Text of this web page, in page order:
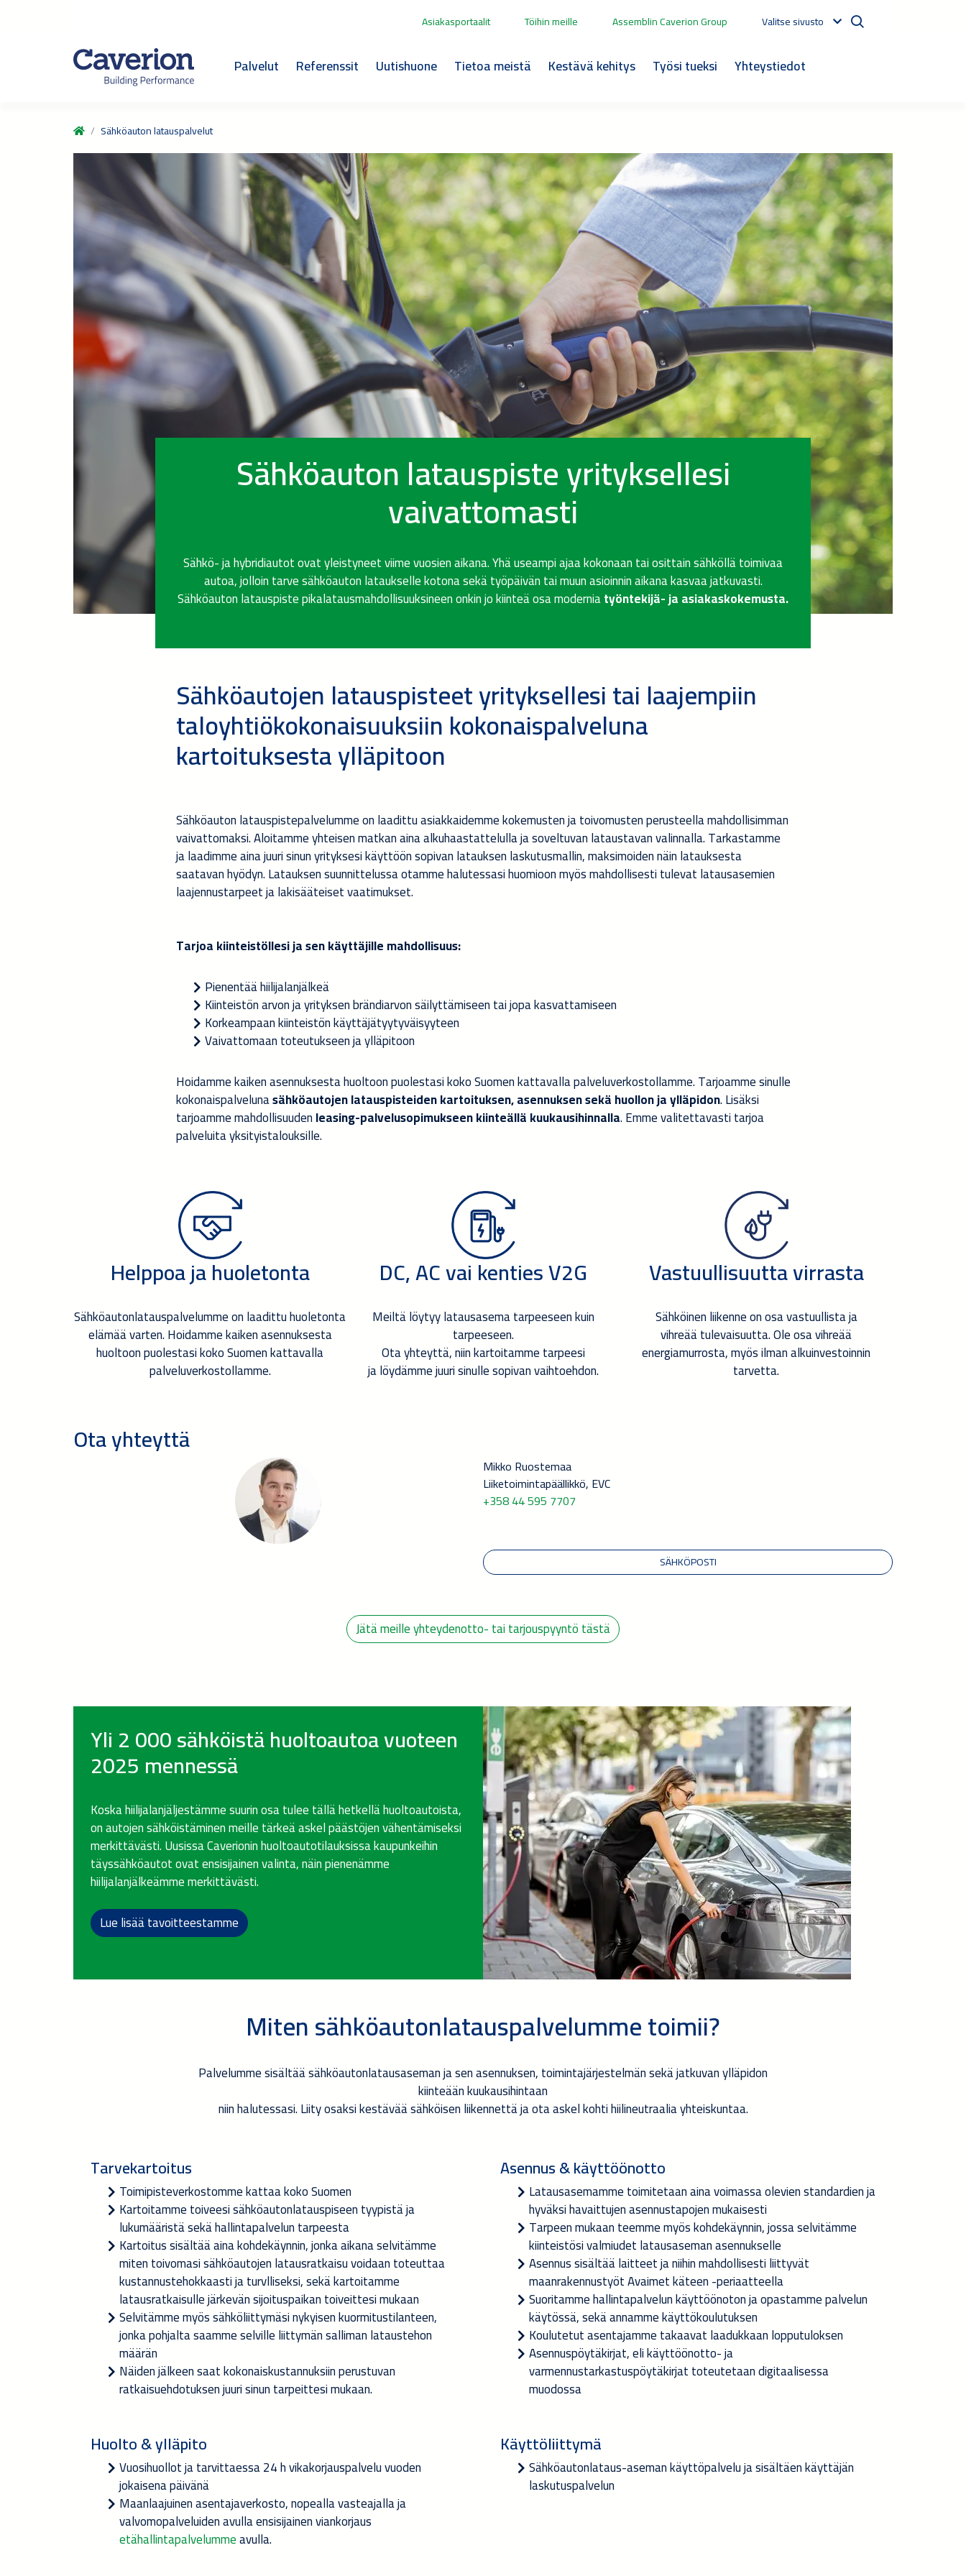
Asiakasportaalit Töihin meille Assemblin Caverion Group Valitse sivusto
Palvelut Referenssit Uutishuone Tietoa meistä Kestävä kehitys Työsi tueksi Yhteystiedot
Sähköauton latauspalvelut
Sähköauton latauspiste yrityksellesi
vaivattomasti
Sähkö- ja hybridiautot ovat yleistyneet viime vuosien aikana. Yhä useampi ajaa kokonaan tai osittain sähköllä toimivaa
autoa, jolloin tarve sähköauton lataukselle kotona sekä työpäivän tai muun asioinnin aikana kasvaa jatkuvasti.
Sähköauton latauspiste pikalatausmahdollisuuksineen onkin jo kiinteä osa moderniatyöntekijä- ja asiakaskokemusta.
Sähköautojen latauspisteet yrityksellesi tai laajempiin
taloyhtiökokonaisuuksiin kokonaispalveluna
kartoituksesta ylläpitoon
Sähköauton latauspistepalvelumme on laadittu asiakkaidemme kokemusten ja toivomusten perusteella mahdollisimman
vaivattomaksi. Aloitamme yhteisen matkan aina alkuhaastattelulla ja soveltuvan lataustavan valinnalla. Tarkastamme
ja laadimme aina juuri sinun yrityksesi käyttöön sopivan latauksen laskutusmallin, maksimoiden näin latauksesta
saatavan hyödyn. Latauksen suunnittelussa otamme halutessasi huomioon myös mahdollisesti tulevat latausasemien
laajennustarpeet ja lakisääteiset vaatimukset.
Tarjoa kiinteistöllesi ja sen käyttäjille mahdollisuus:
Pienentää hiilijalanjälkeä
Kiinteistön arvon ja yrityksen brändiarvon säilyttämiseen tai jopa kasvattamiseen
Korkeampaan kiinteistön käyttäjätyytyväisyyteen
Vaivattomaan toteutukseen ja ylläpitoon
Hoidamme kaiken asennuksesta huoltoon puolestasi koko Suomen kattavalla palveluverkostollamme. Tarjoamme sinulle
kokonaispalvelunasähköautojen latauspisteiden kartoituksen, asennuksen sekä huollon ja ylläpidon. Lisäksi
tarjoamme mahdollisuudenleasing-palvelusopimukseen kiinteällä kuukausihinnalla. Emme valitettavasti tarjoa
palveluita yksityistalouksille.
Helppoa ja huoletonta
Sähköautonlatauspalvelumme on laadittu huoletonta
elämää varten. Hoidamme kaiken asennuksesta
huoltoon puolestasi koko Suomen kattavalla
palveluverkostollamme.
DC, AC vai kenties V2G
Meiltä löytyy latausasema tarpeeseen kuin
tarpeeseen.
Ota yhteyttä, niin kartoitamme tarpeesi
ja löydämme juuri sinulle sopivan vaihtoehdon.
Vastuullisuutta virrasta
Sähköinen liikenne on osa vastuullista ja
vihreää tulevaisuutta. Ole osa vihreää
energiamurrosta, myös ilman alkuinvestoinnin
tarvetta.
Ota yhteyttä
Mikko Ruostemaa
Liiketoimintapäällikkö, EVC
+358 44 595 7707
SÄHKÖPOSTI
Jätä meille yhteydenotto- tai tarjouspyyntö tästä
Yli 2 000 sähköistä huoltoautoa vuoteen
2025 mennessä
Koska hiilijalanjäljestämme suurin osa tulee tällä hetkellä huoltoautoista,
on autojen sähköistäminen meille tärkeä askel päästöjen vähentämiseksi
merkittävästi. Uusissa Caverionin huoltoautotilauksissa kaupunkeihin
täyssähköautot ovat ensisijainen valinta, näin pienenämme
hiilijalanjälkeämme merkittävästi.
Lue lisää tavoitteestamme
Miten sähköautonlatauspalvelumme toimii?
Palvelumme sisältää sähköautonlatausaseman ja sen asennuksen, toimintajärjestelmän sekä jatkuvan ylläpidon
kiinteään kuukausihintaan
niin halutessasi. Liity osaksi kestävää sähköisen liikennettä ja ota askel kohti hiilineutraalia yhteiskuntaa.
Tarvekartoitus
Toimipisteverkostomme kattaa koko Suomen
Kartoitamme toiveesi sähköautonlatauspiseen tyypistä ja
lukumääristä sekä hallintapalvelun tarpeesta
Kartoitus sisältää aina kohdekäynnin, jonka aikana selvitämme
miten toivomasi sähköautojen latausratkaisu voidaan toteuttaa
kustannustehokkaasti ja turvlliseksi, sekä kartoitamme
latausratkaisulle järkevän sijoituspaikan toiveittesi mukaan
Selvitämme myös sähköliittymäsi nykyisen kuormitustilanteen,
jonka pohjalta saamme selville liittymän salliman lataustehon
määrän
Näiden jälkeen saat kokonaiskustannuksiin perustuvan
ratkaisuehdotuksen juuri sinun tarpeittesi mukaan.
Huolto & ylläpito
Vuosihuollot ja tarvittaessa 24 h vikakorjauspalvelu vuoden
jokaisena päivänä
Maanlaajuinen asentajaverkosto, nopealla vasteajalla ja
valvomopalveluiden avulla ensisijainen viankorjaus
etähallintapalvelummeavulla.
Asennus & käyttöönotto
Latausasemamme toimitetaan aina voimassa olevien standardien ja
hyväksi havaittujen asennustapojen mukaisesti
Tarpeen mukaan teemme myös kohdekäynnin, jossa selvitämme
kiinteistösi valmiudet latausaseman asennukselle
Asennus sisältää laitteet ja niihin mahdollisesti liittyvät
maanrakennustyöt Avaimet käteen -periaatteella
Suoritamme hallintapalvelun käyttöönoton ja opastamme palvelun
käytössä, sekä annamme käyttökoulutuksen
Koulutetut asentajamme takaavat laadukkaan lopputuloksen
Asennuspöytäkirjat, eli käyttöönotto- ja
varmennustarkastuspöytäkirjat toteutetaan digitaalisessa
muodossa
Käyttöliittymä
Sähköautonlataus-aseman käyttöpalvelu ja sisältäen käyttäjän
laskutuspalvelun